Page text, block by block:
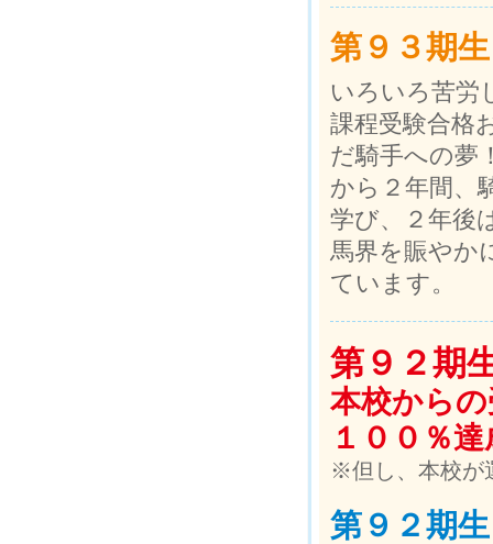
第９３期生
いろいろ苦労
課程受験合格
だ騎手への夢
から２年間、
学び、２年後
馬界を賑やか
ています。
第９２期
本校から
１００％達
※但し、本校が
第９２期生